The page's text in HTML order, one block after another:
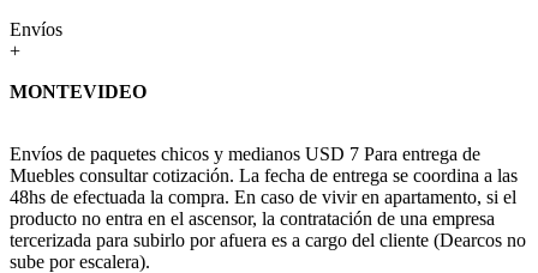
Envíos
+
MONTEVIDEO
Envíos de paquetes chicos y medianos USD 7 Para entrega de
Muebles consultar cotización. La fecha de entrega se coordina a las
48hs de efectuada la compra. En caso de vivir en apartamento, si el
producto no entra en el ascensor, la contratación de una empresa
tercerizada para subirlo por afuera es a cargo del cliente (Dearcos no
sube por escalera).